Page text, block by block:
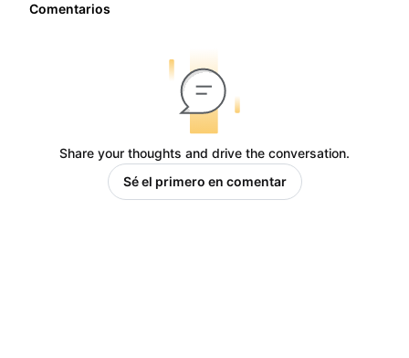
Comentarios
Share your thoughts and drive the conversation.
Sé el primero en comentar